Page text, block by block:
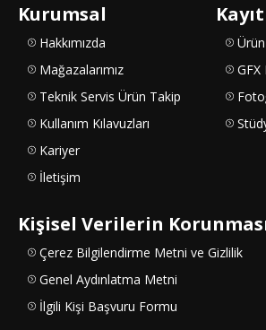
Kurumsal
Hakkımızda
Mağazalarımız
Teknik Servis Ürün Takip
Kullanım Kılavuzları
Kariyer
İletişim
Kişisel Verilerin
Çerez Bilgilendirme Metni ve Gizlilik
Genel Aydınlatma Metni
İlgili Kişi Başvuru Formu